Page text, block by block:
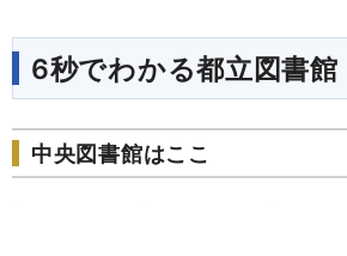
6秒でわかる都立図書館
中央図書館はここ